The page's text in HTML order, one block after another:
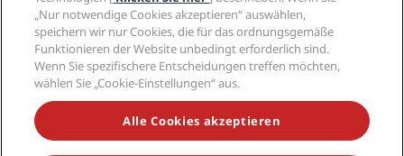
VERPASSEN SIE NIEMALS UNSERE BELIEBTESTEN
ANGEBOTE
„Nur notwendige Cookies akzeptieren“ auswählen,
speichern wir nur Cookies, die für das ordnungsgemäße
Funktionieren der Website unbedingt erforderlich sind.
Wenn Sie spezifischere Entscheidungen treffen möchten,
wählen Sie „Cookie-Einstellungen“ aus.
Alle Cookies akzeptieren